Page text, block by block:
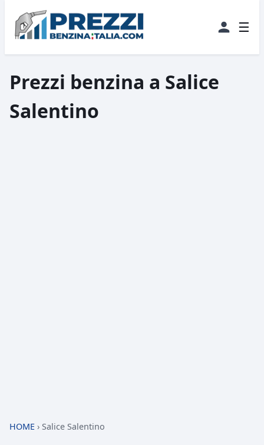
☰
Prezzi benzina a Salice
Salentino
HOME › Salice Salentino